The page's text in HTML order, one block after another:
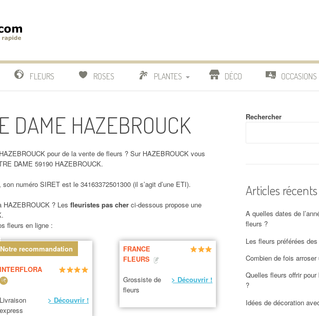
FLEURS ROSES PLANTES
CACTUS
BONSAI
DÉCO OCCASIONS
DAME HAZEBROUCK
pour de la vente de fleurs ? Sur HAZEBROUCK vous
DAME 59190 HAZEBROUCK.
numéro SIRET est le 34163372501300 (il s’agit d’une ETI).
? Les fleuristes pas cher ci-dessous propose une
fleurs en ligne :
Notre recommandation
INTERFLORA
Livraison
express
> Découvrir !
FRANCE
FLEURS
Grossiste de
fleurs
> Découvrir !
Rechercher
Articles récents
A quelles dates de
fleurs ?
Les fleurs préférées
Combien de fois
Quelles fleurs offrir
?
Idées de décoration